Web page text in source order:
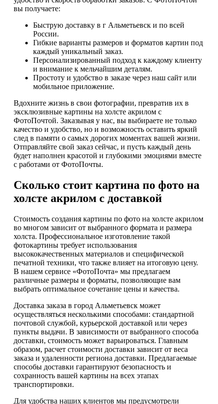
вы получаете:
Быструю доставку в г Альметьевск и по всей
России.
Гибкие варианты размеров и форматов картин под
каждый уникальный заказ.
Персонализированный подход к каждому клиенту
и внимание к мельчайшим деталям.
Простоту и удобство в заказе через наш сайт или
мобильное приложение.
Вдохните жизнь в свои фотографии, превратив их в
эксклюзивные картины на холсте акрилом с
ФотоПочтой. Заказывая у нас, вы выбираете не только
качество и удобство, но и возможность оставить яркий
след в памяти о самых дорогих моментах вашей жизни.
Отправляйте свой заказ сейчас, и пусть каждый день
будет наполнен красотой и глубокими эмоциями вместе
с работами от ФотоПочты.
Сколько стоит картина по фото на
холсте акрилом с доставкой
Стоимость создания картины по фото на холсте акрилом
во многом зависит от выбранного формата и размера
холста. Профессиональное изготовление такой
фотокартины требует использования
высококачественных материалов и специфической
печатной техники, что также влияет на итоговую цену.
В нашем сервисе «ФотоПочта» мы предлагаем
различные размеры и форматы, позволяющие вам
выбрать оптимальное сочетание цены и качества.
Доставка заказа в город Альметьевск может
осуществляться несколькими способами: стандартной
почтовой службой, курьерской доставкой или через
пункты выдачи. В зависимости от выбранного способа
доставки, стоимость может варьироваться. Главным
образом, расчет стоимости доставки зависит от веса
заказа и удаленности региона доставки. Предлагаемые
способы доставки гарантируют безопасность и
сохранность вашей картины на всех этапах
транспортировки.
Для удобства наших клиентов мы предусмотрели